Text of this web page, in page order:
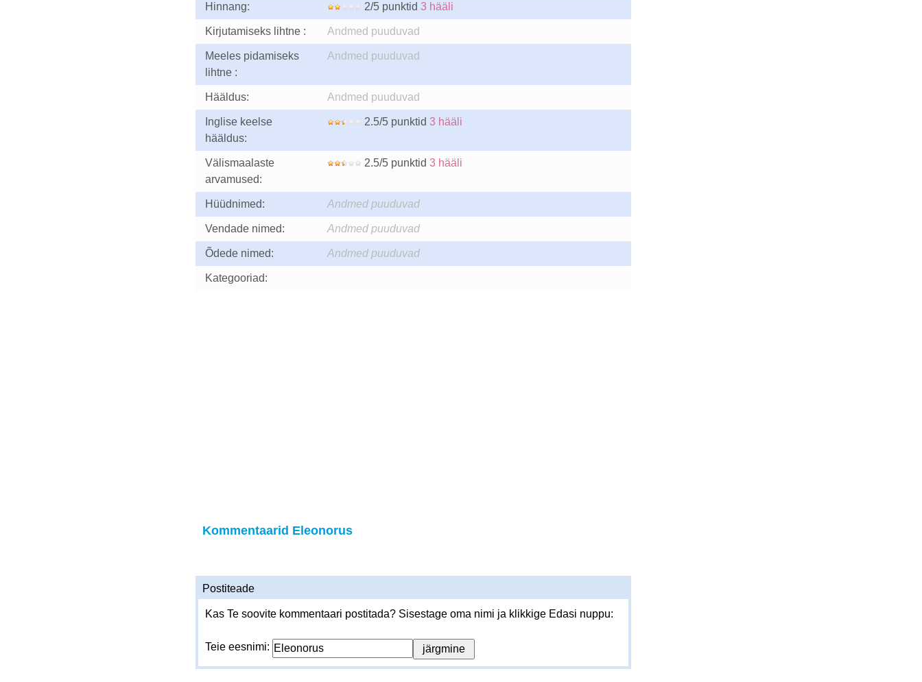
Hinnang: 2/5 punktid 3 hääli
Kirjutamiseks lihtne : Andmed puuduvad
Meeles pidamiseks
lihtne :
Andmed puuduvad
Hääldus: Andmed puuduvad
Inglise keelse
hääldus:
2.5/5 punktid 3 hääli
Välismaalaste
arvamused:
2.5/5 punktid 3 hääli
Hüüdnimed: Andmed puuduvad
Vendade nimed: Andmed puuduvad
Õdede nimed: Andmed puuduvad
Kategooriad:
Kommentaarid Eleonorus
Postiteade
Kas Te soovite kommentaari postitada? Sisestage oma nimi ja klikkige Edasi nuppu:
Teie eesnimi: